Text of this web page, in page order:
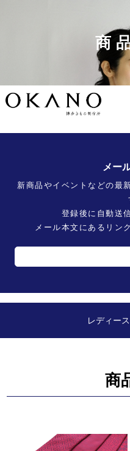
商
メー
新商品やイベントなどの最
登録後に自動送
メール本文にあるリン
レディース
商